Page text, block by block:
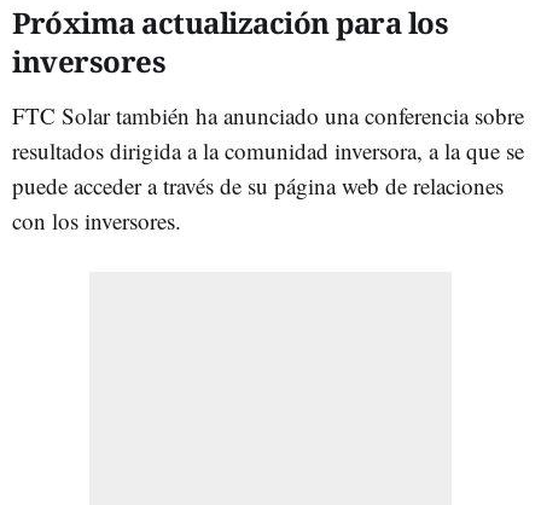
Próxima actualización para los
inversores
FTC Solar también ha anunciado una conferencia sobre
resultados dirigida a la comunidad inversora, a la que se
puede acceder a través de su página web de relaciones
con los inversores.